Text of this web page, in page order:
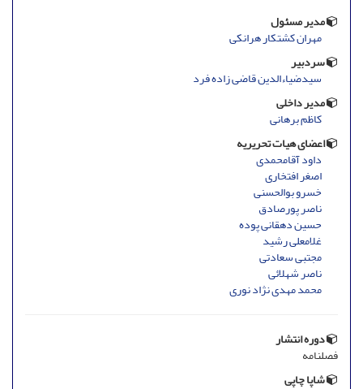
مدیر مسئول
مهران کشتکار هرانکی
سردبیر
سیدضیاءالدین قاضی زاده فرد
مدیر داخلی
کاظم برهانی
اعضای هیات تحریریه
داود آقامحمدی
اصغر افتخاری
خسرو بوالحسنی
ناصر پورصادق
حسین دهقانی پوده
غلامعلی رشید
مجتبی سعادتی
ناصر شهلائی
محمد مهدی نژاد نوری
دوره انتشار
فصلنامه
شاپا چاپی